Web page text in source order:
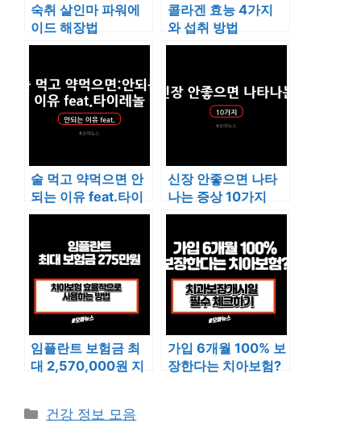
숙취 살인마 파워에
이드 해장법
콜라겐 효능 4가지
와 섭취 방법
술 먹고 약먹으면 안
되는 이유 feat.타이
레놀
신장 안좋으면 나타
나는 증상 10가지
임플란트 보험금 최
대 2,570,000원 지
가입 6개월 100% 보
장한다는 치아보험?
카
건강 정보 모음